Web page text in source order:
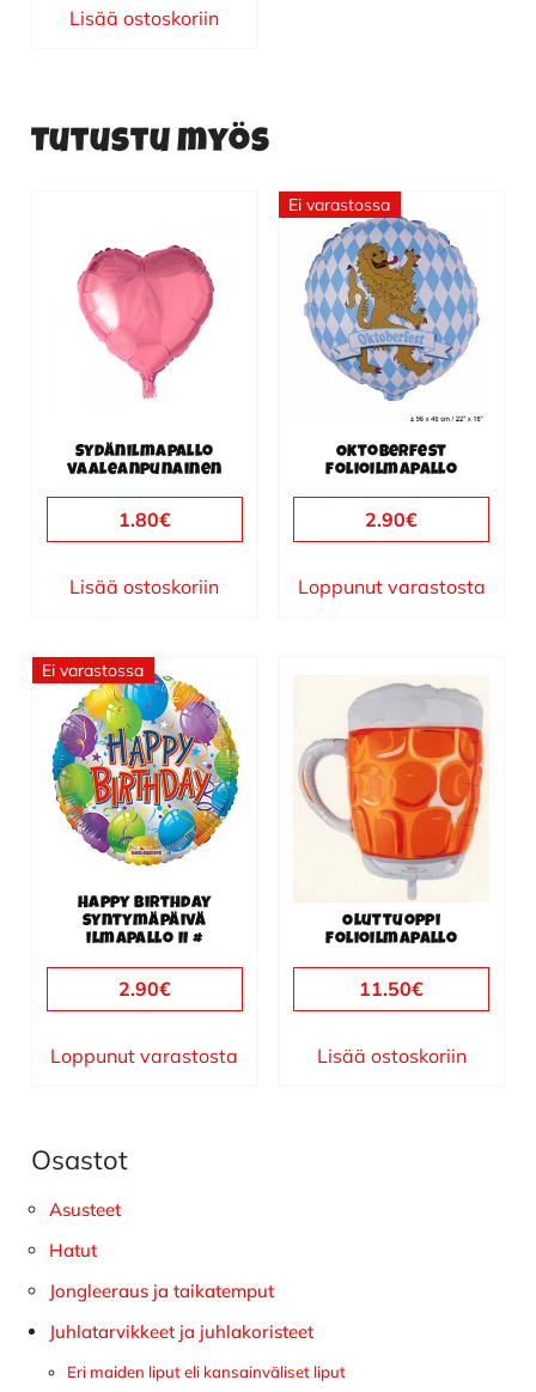
Lisää ostoskoriin
Tutustu myös
Sydänilmapallo
vaaleanpunainen
1.80€
Lisää ostoskoriin
Ei varastossa
Oktoberfest
folioilmapallo
2.90€
Loppunut varastosta
Ei varastossa
Happy Birthday
syntymäpäivä
ilmapallo II #
2.90€
Loppunut varastosta
Oluttuoppi
folioilmapallo
11.50€
Lisää ostoskoriin
Ensisijainen
sivupalkki
Osastot
Asusteet
Hatut
Jongleeraus ja taikatemput
Juhlatarvikkeet ja juhlakoristeet
Eri maiden liput eli kansainväliset liput